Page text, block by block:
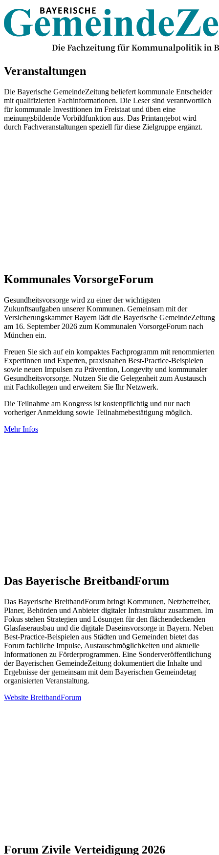
Veranstaltungen
Die Bayerische GemeindeZeitung beliefert kommunale Entscheider
mit qualifizierten Fachinformationen. Die Leser sind verantwortlich
für kommunale Investitionen im Freistaat und üben eine
meinungsbildende Vorbildfunktion aus. Das Printangebot wird
durch Fachveranstaltungen speziell für diese Zielgruppe ergänzt.
Kommunales VorsorgeForum
Gesundheitsvorsorge wird zu einer der wichtigsten
Zukunftsaufgaben unserer Kommunen. Gemeinsam mit der
Versicherungskammer Bayern lädt die Bayerische GemeindeZeitung
am 16. September 2026 zum Kommunalen VorsorgeForum nach
München ein.
Freuen Sie sich auf ein kompaktes Fachprogramm mit renommierten
Expertinnen und Experten, praxisnahen Best-Practice-Beispielen
sowie neuen Impulsen zu Prävention, Longevity und kommunaler
Gesundheitsvorsorge. Nutzen Sie die Gelegenheit zum Austausch
mit Fachkollegen und erweitern Sie Ihr Netzwerk.
Die Teilnahme am Kongress ist kostenpflichtig und nur nach
vorheriger Anmeldung sowie Teilnahmebestätigung möglich.
Mehr Infos
Das Bayerische BreitbandForum
Das Bayerische BreitbandForum bringt Kommunen, Netzbetreiber,
Planer, Behörden und Anbieter digitaler Infrastruktur zusammen. Im
Fokus stehen Strategien und Lösungen für den flächendeckenden
Glasfaserausbau und die digitale Daseinsvorsorge in Bayern. Neben
Best-Practice-Beispielen aus Städten und Gemeinden bietet das
Forum fachliche Impulse, Austauschmöglichkeiten und aktuelle
Informationen zu Förderprogrammen. Eine Sonderveröffentlichung
der Bayerischen GemeindeZeitung dokumentiert die Inhalte und
Ergebnisse der gemeinsam mit dem Bayerischen Gemeindetag
organisierten Veranstaltung.
Website BreitbandForum
Forum Zivile Verteidigung 2026